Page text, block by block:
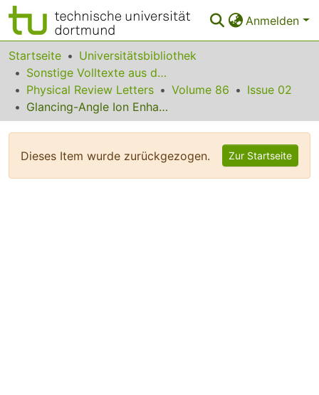
Anmelden
Bereiche & Sammlungen
Das gesamte Repositorium
Statistiken
Startseite
Universitätsbibliothek
Sonstige Volltexte aus dem Bibliotheksangebot
Physical Review Letters
Volume 86
Issue 02
Glancing-Angle Ion Enhanced Surface Diffusion on GaAs(001) during Molecular Beam Epitaxy
Dieses Item wurde zurückgezogen. Zur Startseite